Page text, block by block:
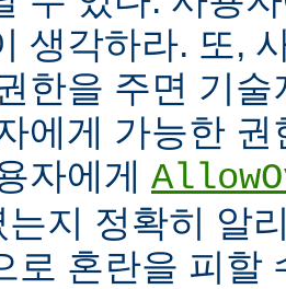
생각하라. 또,
한을 주면 기
에게 가능한
자에게
지 정확히 알
로 혼란을 피할